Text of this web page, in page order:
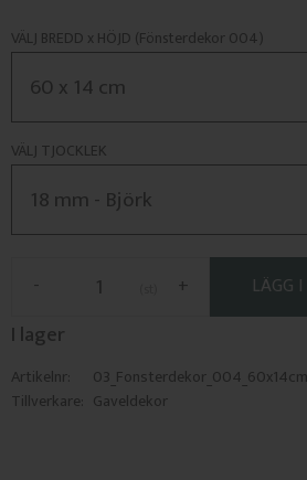
VÄLJ BREDD x HÖJD (Fönsterdekor 004)
VÄLJ TJOCKLEK
+
-
I lager
Artikelnr
Tillverkare Gaveldekor